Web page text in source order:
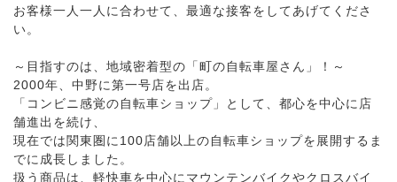
お客様一人一人に合わせて、最適な接客をしてあげてくださ
い。
～目指すのは、地域密着型の「町の自転車屋さん」！～
2000年、中野に第一号店を出店。
「コンビニ感覚の自転車ショップ」として、都心を中心に店
舗進出を続け、
現在では関東圏に100店舗以上の自転車ショップを展開するま
でに成長しました。
扱う商品は、軽快車を中心にマウンテンバイクやクロスバイ